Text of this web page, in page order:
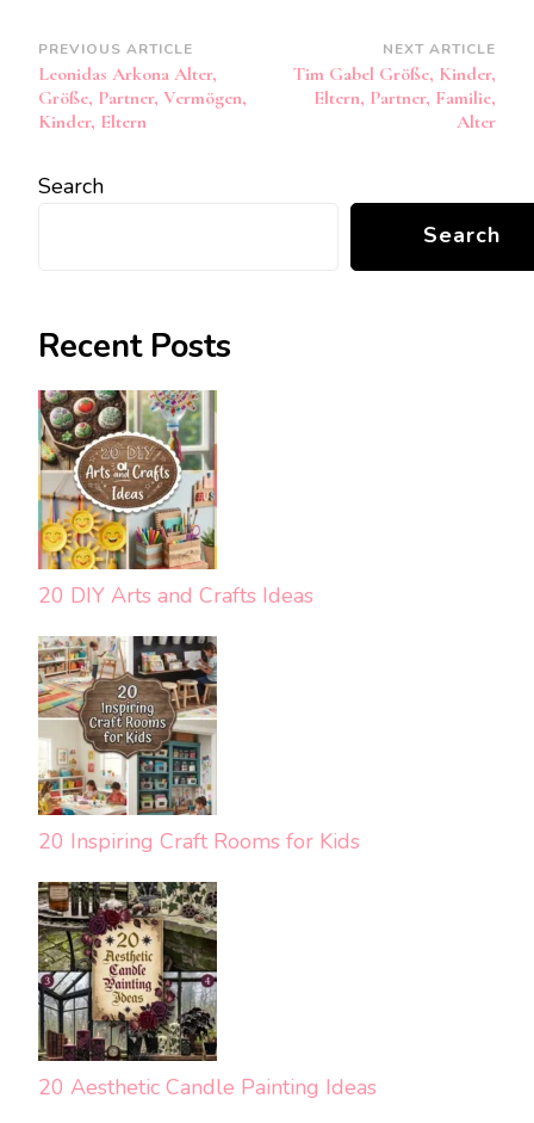
Post
Navigation
PREVIOUS ARTICLE
Leonidas Arkona Alter,
Größe, Partner, Vermögen,
Kinder, Eltern
NEXT ARTICLE
Tim Gabel Größe, Kinder,
Eltern, Partner, Familie,
Alter
Search
Search
Recent Posts
20 DIY Arts and Crafts Ideas
20 Inspiring Craft Rooms for Kids
20 Aesthetic Candle Painting Ideas